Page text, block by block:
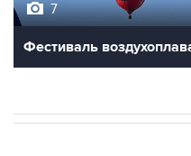
7
Фестиваль